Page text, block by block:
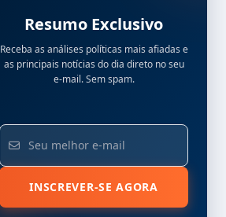
Resumo Exclusivo
Receba as análises políticas mais afiadas e
as principais notícias do dia direto no seu
e-mail. Sem spam.
INSCREVER-SE AGORA